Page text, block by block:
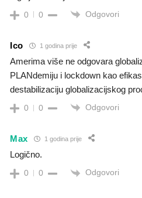
0 0 Odgovori
Ico 1 godina prije
Amerima više ne odgovara
PLANdemiju i lockdown kao
destabilizaciju globalizacijskog
0 0 Odgovori
Max 1 godina prije
Logično.
0 0 Odgovori